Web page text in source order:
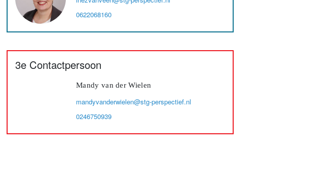
0622068160
3e Contactpersoon
Mandy van der Wielen
mandyvanderwielen@stg-perspectief.nl
0246750939